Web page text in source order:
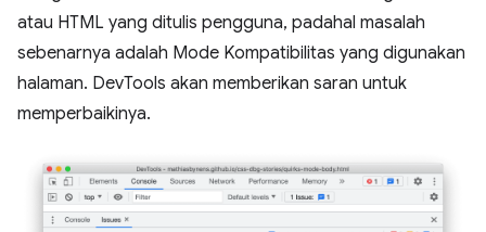
atau HTML yang ditulis pengguna, padahal masalah
sebenarnya adalah Mode Kompatibilitas yang digunakan
halaman. DevTools akan memberikan saran untuk
memperbaikinya.